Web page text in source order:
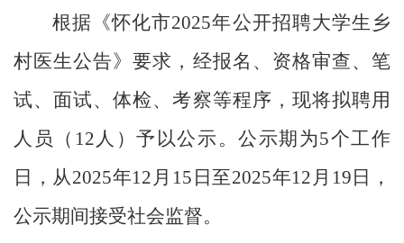
根据《怀化市2025年公开招聘大学生乡
村医生公告》要求，经报名、资格审查、笔
试、面试、体检、考察等程序，现将拟聘用
人 员（ 12 人）予以公示。公示期为5个工作
日，从2025年12 月 15 日至2025年12 月 19 日，
公示期间接受社会监督。